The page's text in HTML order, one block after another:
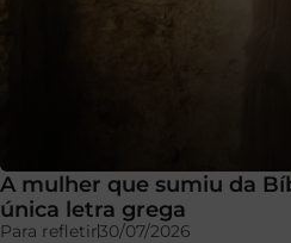
A mulher que sumiu da
única letra grega
Para refletir30/07/2026